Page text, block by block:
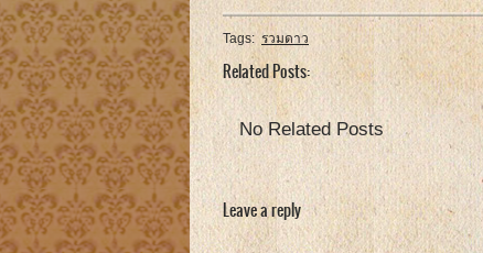
Tags: รวมดาว
Related Posts:
No Related Posts
Leave a reply